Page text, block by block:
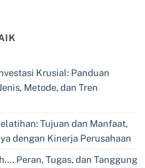
Krusial: Panduan
Metode, dan Tren
Tujuan dan Manfaat,
dengan Kinerja Perusahaan
Peran, Tugas, dan Tanggung